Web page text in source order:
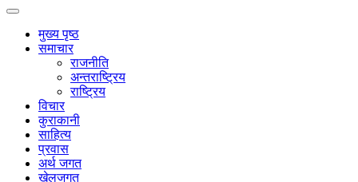
मुख्य पृष्ठ
समाचार
राजनीति
अन्तराष्ट्रिय
राष्ट्रिय
विचार
कुराकानी
साहित्य
प्रवास
अर्थ जगत
खेलजगत